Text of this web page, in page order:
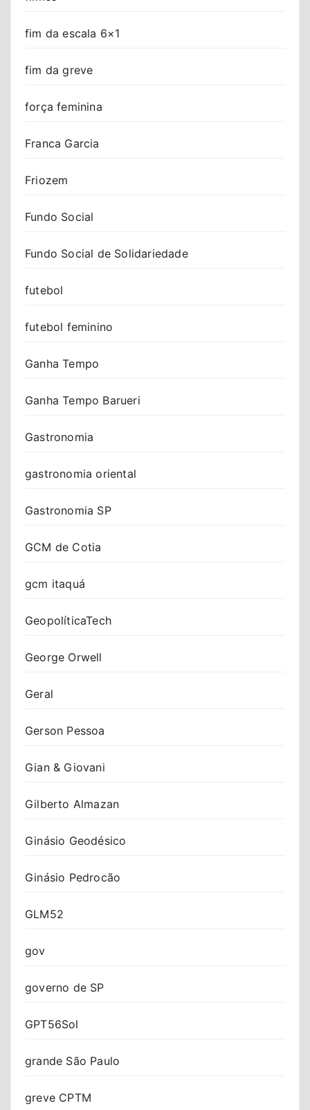
fim da escala 6×1
fim da greve
força feminina
Franca Garcia
Friozem
Fundo Social
Fundo Social de Solidariedade
futebol
futebol feminino
Ganha Tempo
Ganha Tempo Barueri
Gastronomia
gastronomia oriental
Gastronomia SP
GCM de Cotia
gcm itaquá
GeopolíticaTech
George Orwell
Geral
Gerson Pessoa
Gian & Giovani
Gilberto Almazan
Ginásio Geodésico
Ginásio Pedrocão
GLM52
gov
governo de SP
GPT56Sol
grande São Paulo
greve CPTM